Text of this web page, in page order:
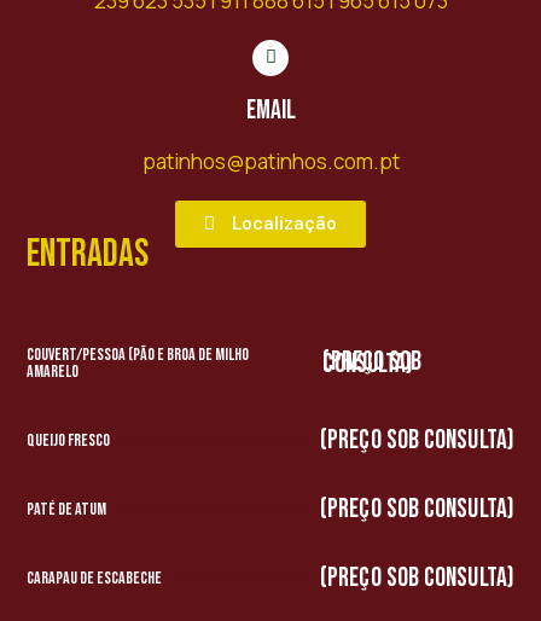
Email
patinhos@patinhos.com.pt
Localização
Entradas
Couvert/Pessoa (Pão e Broa de Milho
Amarelo
(preço sob consulta)
Queijo Fresco (preço sob consulta)
Paté de Atum (preço sob consulta)
Carapau de Escabeche (preço sob consulta)